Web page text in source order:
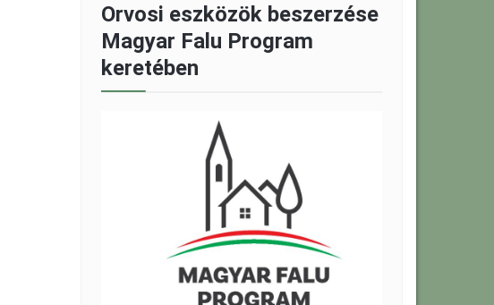
Orvosi eszközök beszerzése
Magyar Falu Program
keretében